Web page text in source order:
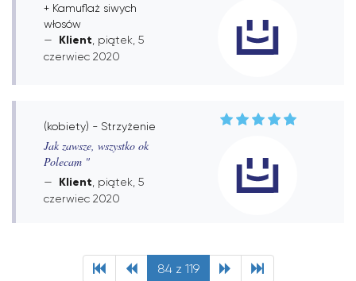
+ Kamuflaż siwych
włosów
Klient , piątek, 5
czerwiec 2020
(kobiety) - Strzyżenie
Jak zawsze, wszystko ok
Polecam "
Klient , piątek, 5
czerwiec 2020
84 z 119